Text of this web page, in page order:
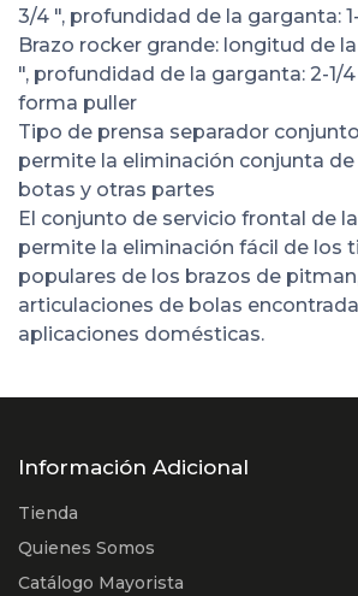
3/4 ", profundidad de la garganta:
Brazo rocker grande: longitud de
", profundidad de la garganta: 2-1/4
forma puller
Tipo de prensa separador
permite la eliminación conjunta
botas y otras partes
El conjunto de servicio frontal de
permite la eliminación fácil de los
populares de los brazos de
articulaciones de bolas
aplicaciones domésticas.
Información Adicional
Tienda
Quienes Somos
Catálogo Mayorista